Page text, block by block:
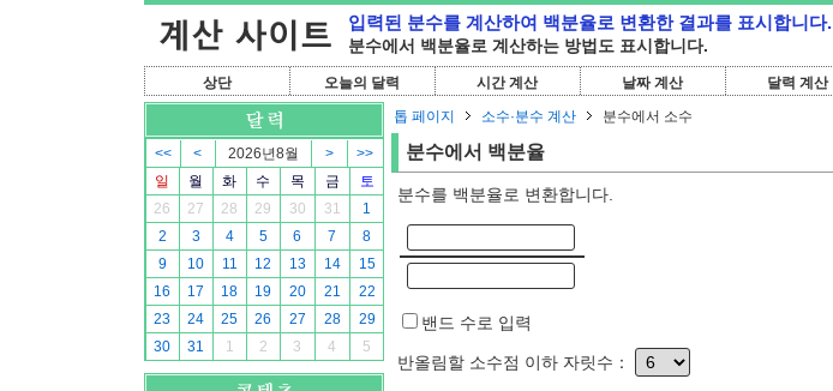
입력된 분수를 계산하여 백분율로 변환한 결과를 표시합니다.
분수에서 백분율로 계산하는 방법도 표시합니다.
상단 오늘의 달력 시간 계산 날짜 계산 달력 계산
<< < 2026년8월 >
>>
일
월 화 수 목 금
토
26
27 28 29 30 31
1
2
3 4 5 6 7
8
9
10 11 12 13 14
15
16
17 18 19 20 21
22
23
24 25 26 27 28
29
30
31 1 2 3 4 5
톱 페이지 소수·분수 계산 분수에서 소수
분수에서 백분율
분수를 백분율로 변환합니다.
밴드 수로 입력
반올림할 소수점 이하 자릿수：